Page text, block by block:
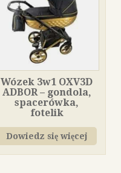
Wózek 3w1 OXV3D
ADBOR – gondola,
spacerówka,
fotelik
Dowiedz się więcej